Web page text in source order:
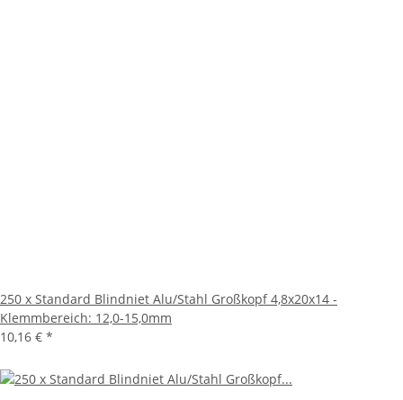
250 x Standard Blindniet Alu/Stahl Großkopf 4,8x20x14 -
Klemmbereich: 12,0-15,0mm
10,16 € *